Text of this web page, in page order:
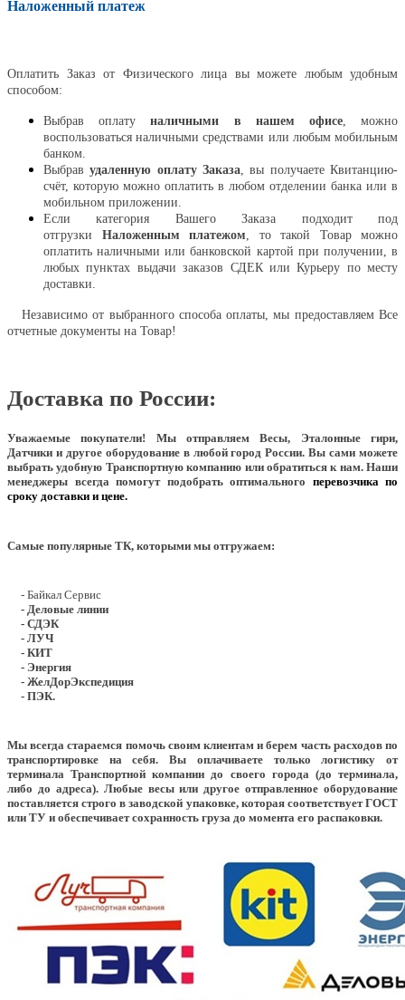
Наложенный платеж
Оплатить Заказ от Физического лица вы можете любым удобным
способом:
Выбрав оплатуналичными в нашем офисе, можно
воспользоваться наличными средствами или любым мобильным
банком.
Выбравудаленную оплату Заказа , вы получаете Квитанцию-
счёт, которую можно оплатить в любом отделении банка или в
мобильном приложении.
Если категория Вашего Заказа подходит под
отгрузки Наложенным платежом , то такой Товар можно
оплатить наличными или банковской картой при получении, в
любых пунктах выдачи заказов СДЕК или Курьеру по месту
доставки.
Независимо от выбранного способа оплаты, мы предоставляем Все
отчетные документы на Товар!
Доставка по России:
Уважаемые покупатели! Мы отправляем Весы, Эталонные гири,
Датчики и другое оборудование в любой город России. Вы сами можете
выбрать удобную Транспортную компанию или обратиться к нам. Наши
менеджеры всегда помогут подобрать оптимального перевозчика по
сроку доставки и цене.
Самые популярные ТК, которыми мы отгружаем:
- Байкал Сервис
- Деловые линии
- СДЭК
- ЛУЧ
- КИТ
- Энергия
- ЖелДорЭкспедиция
- ПЭК.
Мы всегда стараемся помочь своим клиентам и берем часть расходов по
транспортировке на себя. Вы оплачиваете только логистику от
терминала Транспортной компании до своего города (до терминала,
либо до адреса). Любые весы или другое отправленное оборудование
поставляется строго в заводской упаковке, которая соответствует ГОСТ
или ТУ и обеспечивает сохранность груза до момента его распаковки.